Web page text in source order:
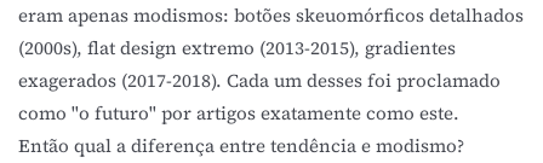
eram apenas modismos: botões skeuomórficos detalhados
(2000s), flat design extremo (2013-2015), gradientes
exagerados (2017-2018). Cada um desses foi proclamado
como "o futuro" por artigos exatamente como este.
Então qual a diferença entre tendência e modismo?